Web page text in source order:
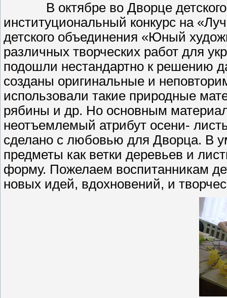
В октябре во Дворце детского
институциональный конкурс на
детского объединения «Юный
различных творческих работ для
подошли нестандартно к решению
созданы оригинальные и
использовали такие природные
рябины и др. Но основным
неотъемлемый атрибут осени-
сделано с любовью для Дворца. В
предметы как ветки деревьев и
форму. Пожелаем воспитанникам
новых идей, вдохновений, и